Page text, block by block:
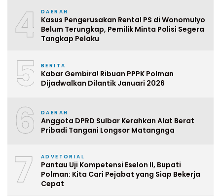
4 DAERAH
Kasus Pengerusakan Rental PS di Wonomulyo
Belum Terungkap, Pemilik Minta Polisi Segera
Tangkap Pelaku
5 BERITA
Kabar Gembira! Ribuan PPPK Polman
Dijadwalkan Dilantik Januari 2026
6 DAERAH
Anggota DPRD Sulbar Kerahkan Alat Berat
Pribadi Tangani Longsor Matangnga
7 ADVETORIAL
Pantau Uji Kompetensi Eselon II, Bupati
Polman: Kita Cari Pejabat yang Siap Bekerja
Cepat